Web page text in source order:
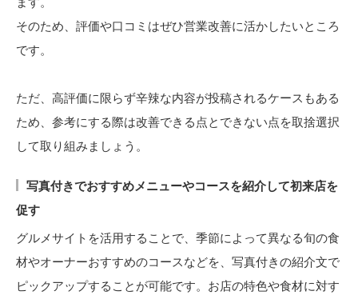
そのため、評価や口コミはぜひ営業改善に活かしたいところ
です。
ただ、高評価に限らず辛辣な内容が投稿されるケースもある
ため、参考にする際は改善できる点とできない点を取捨選択
して取り組みましょう。
写真付きでおすすめメニューやコースを紹介して初来店を
促す
グルメサイトを活用することで、季節によって異なる旬の食
材やオーナーおすすめのコースなどを、写真付きの紹介文で
ピックアップすることが可能です。お店の特色や食材に対す